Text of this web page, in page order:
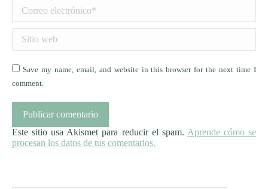
Correo electrónico *
Save my name, email, and website in this browser for the next time I
comment.
Publicar comentario
Este sitio usa Akismet para reducir el spam. Aprende cómo se
procesan los datos de tus comentarios.